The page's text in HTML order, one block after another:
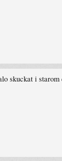
skuckat i starom